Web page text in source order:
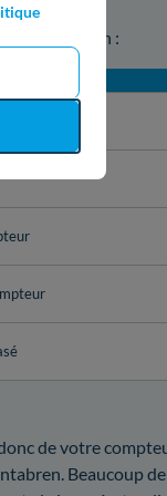
à Ventabren :
Linky)
de votre
Beaucoup